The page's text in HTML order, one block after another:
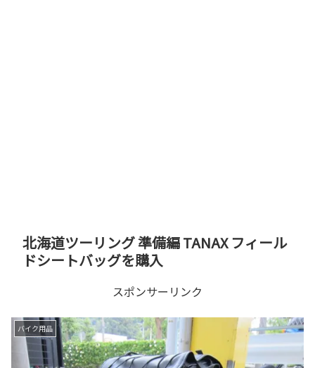
北海道ツーリング 準備編 TANAX フィール
ドシートバッグを購入
スポンサーリンク
バイク用品